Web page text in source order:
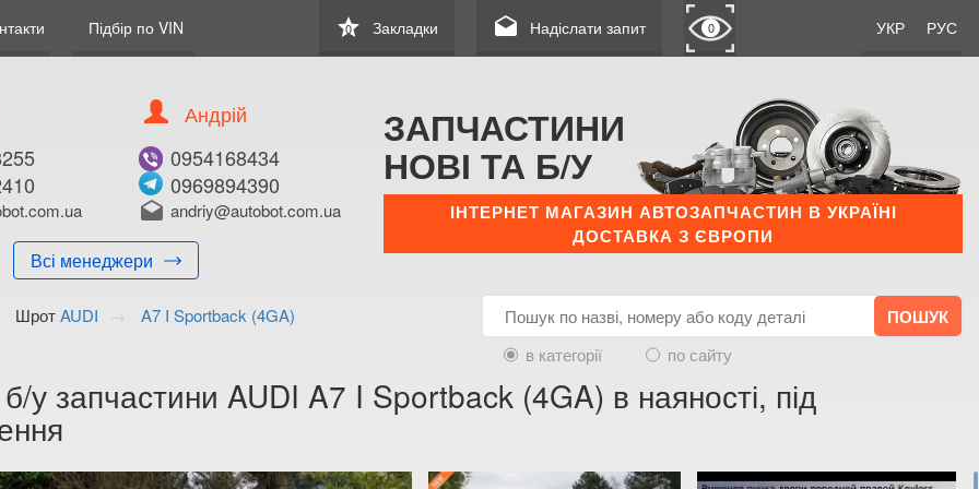
Підбір по VIN УКР РУС
star
0 Закладки drafts Надіслати запит 0
Всі менеджери
Андрій
0954168434
0969894390
drafts andriy@autobot.com.ua
ЗАПЧАСТИНИ
НОВІ ТА Б/У
ІНТЕРНЕТ МАГАЗИН АВТОЗАПЧАСТИН В УКРАЇНІ
ДОСТАВКА З ЄВРОПИ
ШротAUDI
A7 I Sportback (4GA)
в категорії
по сайту
у запчастини AUDI A7 I Sportback (4GA) в наяності, під